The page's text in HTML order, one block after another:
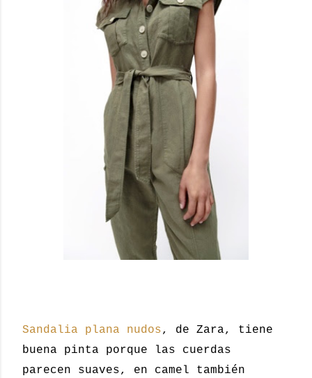
Sandalia plana nudos, de Zara, tiene
buena pinta porque las cuerdas
parecen suaves, en camel también